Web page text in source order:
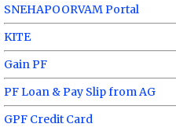
SNEHAPOORVAM Portal
KITE
Gain PF
PF Loan & Pay Slip from AG
GPF Credit Card